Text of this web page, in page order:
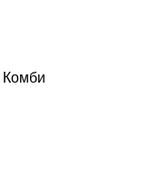
Комби